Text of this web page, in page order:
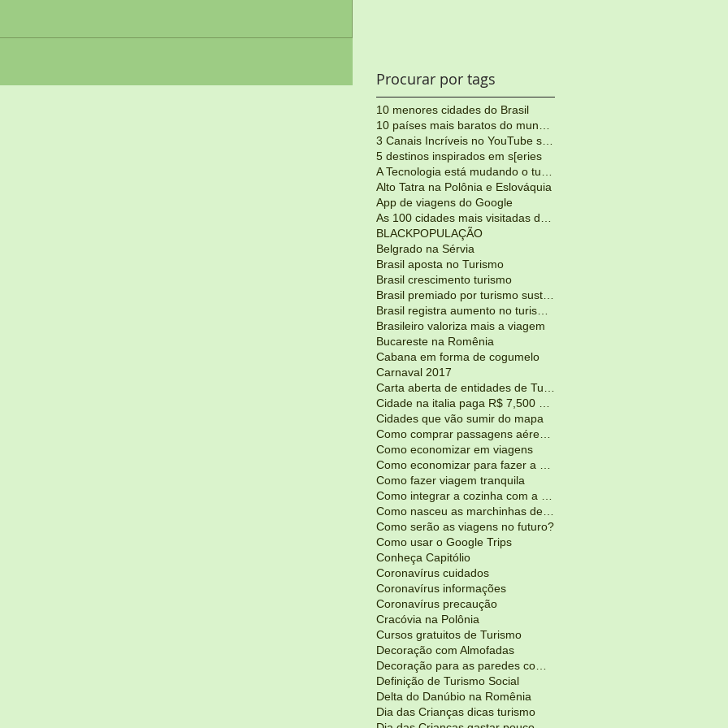
Procurar por tags
10 menores cidades do Brasil
5 destinos inspirados em s[eries
Alto Tatra na Polônia e Eslováquia
App de viagens do Google
BLACKPOPULAÇÃO
Belgrado na Sérvia
Brasil aposta no Turismo
Brasil crescimento turismo
Brasileiro valoriza mais a viagem
Bucareste na Romênia
Cabana em forma de cogumelo
Carnaval 2017
Cidades que vão sumir do mapa
Como economizar em viagens
Como fazer viagem tranquila
Como serão as viagens no futuro?
Como usar o Google Trips
Conheça Capitólio
Coronavírus cuidados
Coronavírus informações
Coronavírus precaução
Cracóvia na Polônia
Cursos gratuitos de Turismo
Decoração com Almofadas
Definição de Turismo Social
Delta do Danúbio na Romênia
Dia das Crianças dicas turismo